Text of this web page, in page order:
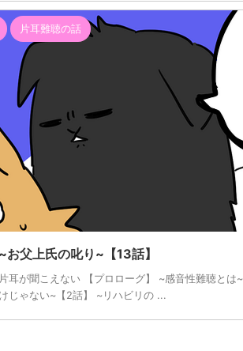
片耳難聴の話
お父上氏の叱り~【13話】
耳が聞こえない 【プロローグ】 ~感音性難聴とは
じゃない~【2話】 ~リハビリの ...